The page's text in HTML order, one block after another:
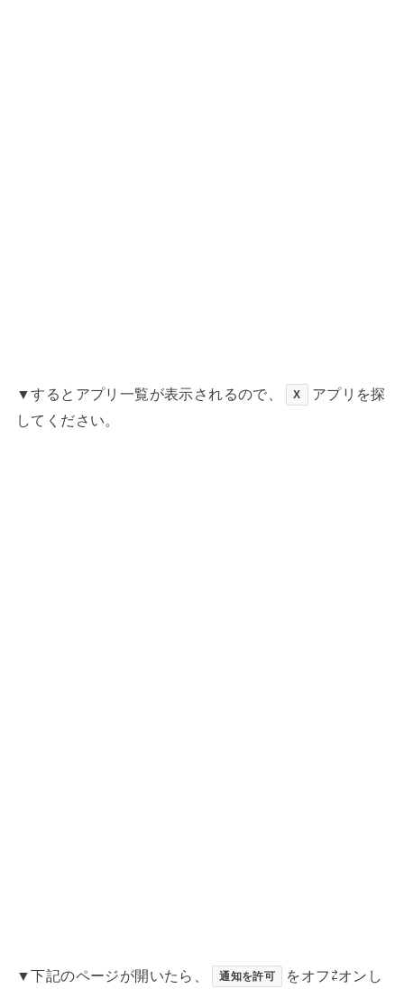
▼するとアプリ一覧が表示されるので、 X
アプリを探
してください。
▼下記のページが開いたら、 通知を許可 をオフ⇄オンし